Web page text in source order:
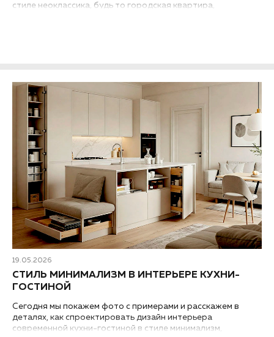
стиле неоклассика, будь то городская квартира,
19.05.2026
СТИЛЬ МИНИМАЛИЗМ В ИНТЕРЬЕРЕ КУХНИ-
ГОСТИНОЙ
Сегодня мы покажем фото с примерами и расскажем в
деталях, как спроектировать дизайн интерьера
современной кухни-гостиной в стиле минимализм,